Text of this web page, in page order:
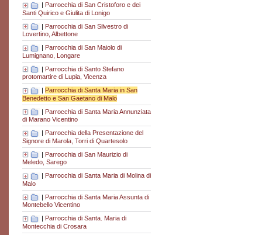
| Parrocchia di San Cristoforo e dei
Santi Quirico e Giulita di Lonigo
| Parrocchia di San Silvestro di
Lovertino, Albettone
| Parrocchia di San Maiolo di
Lumignano, Longare
| Parrocchia di Santo Stefano
protomartire di Lupia, Vicenza
| Parrocchia di Santa Maria in San
Benedetto e San Gaetano di Malo
| Parrocchia di Santa Maria Annunziata
di Marano Vicentino
Parrocchia della Presentazione del
Signore di Marola, Torri di Quartesolo
| Parrocchia di San Maurizio di
Meledo, Sarego
Parrocchia di Santa Maria di Molina di
Malo
| Parrocchia di Santa Maria Assunta di
Montebello Vicentino
Parrocchia di Santa. Maria di
Montecchia di Crosara